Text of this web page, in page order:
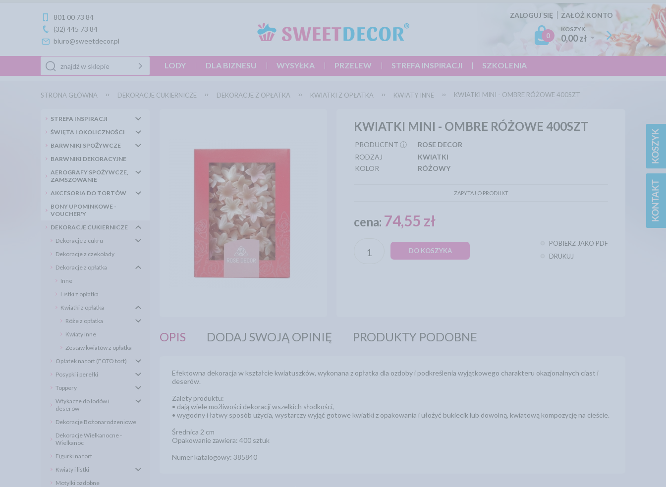
801 00 73 84
(32) 445 73 84
biuro@sweetdecor.pl
ZALOGUJ SIĘ ZAŁÓŻ KONTO
0
KOSZYK
0,00 zł
LODY DLA BIZNESU WYSYŁKA PRZELEW STREFA INSPIRACJI SZKOLENIA
STRONA GŁÓWNA DEKORACJE CUKIERNICZE DEKORACJE Z OPŁATKA KWIATKI Z OPŁATKA KWIATY INNE KWIATKI MINI - OMBRE RÓŻOWE 400SZT
STREFA INSPIRACJI
ŚWIĘTA I OKOLICZNOŚCI
BARWNIKI SPOŻYWCZE
BARWNIKI DEKORACYJNE
AEROGRAFY SPOŻYWCZE,
ZAMSZOWANIE
AKCESORIA DO TORTÓW
BONY UPOMINKOWE -
VOUCHER'Y
DEKORACJE CUKIERNICZE
Dekoracje z cukru
Dekoracje z czekolady
Dekoracje z opłatka
Inne
Listki z opłatka
Kwiatki z opłatka
Róże z opłatka
Kwiaty inne
Zestaw kwiatów z opłatka
Opłatek na tort (FOTO tort)
Posypki i perełki
Toppery
Wtykacze do lodów i
deserów
Dekoracje Bożonarodzeniowe
Dekoracje Wielkanocne -
Wielkanoc
Figurki na tort
Kwiaty i listki
Motylki ozdobne
KWIATKI MINI - OMBRE RÓŻOWE 400SZT
PRODUCENT ⓘ
ROSE DECOR
RODZAJ
KWIATKI
KOLOR
RÓŻOWY
ZAPYTAJ O PRODUKT
cena: 74,55 zł
DO KOSZYKA
POBIERZ JAKO PDF
DRUKUJ
OPIS DODAJ SWOJĄ OPINIĘ PRODUKTY PODOBNE
Efektowna dekoracja w kształcie kwiatuszków, wykonana z opłatka dla ozdoby i podkreślenia wyjątkowego charakteru okazjonalnych ciast i
deserów.
Zalety produktu:
• dają wiele możliwości dekoracji wszelkich słodkości,
• wygodny i łatwy sposób użycia, wystarczy wyjąć gotowe kwiatki z opakowania i ułożyć bukiecik lub dowolną, kwiatową kompozycję na cieście.
Średnica 2 cm
Opakowanie zawiera: 400 sztuk
Numer katalogowy: 385840